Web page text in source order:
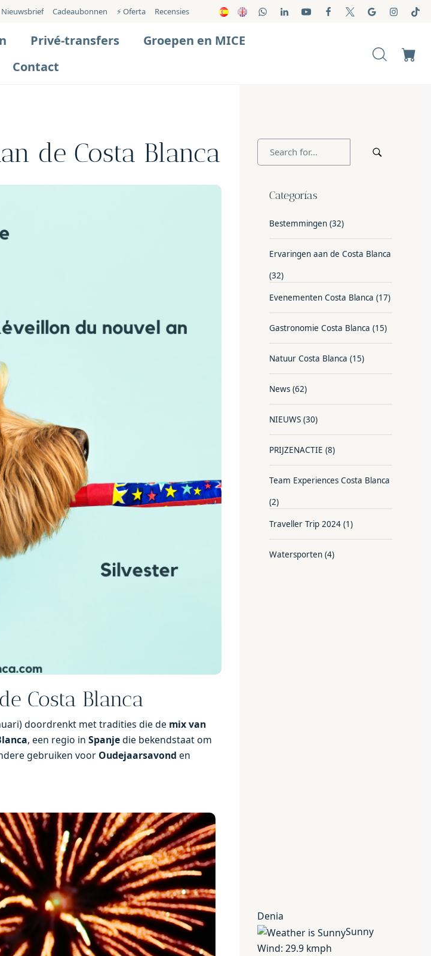
Nieuwsbrief Cadeaubonnen ⚡️ Oferta Recensies
Privé-transfers
Groepen en MICE
Contact
de Costa Blanca
Costa Blanca
doordrenkt met tradities die de mix van
, een regio in Spanjedie bekendstaat om
gebruiken voor Oudejaarsavond en
Categorías
Bestemmingen (32)
Ervaringen aan de Costa Blanca
(32)
Evenementen Costa Blanca (17)
Gastronomie Costa Blanca (15)
Natuur Costa Blanca (15)
News (62)
NIEUWS (30)
PRIJZENACTIE (8)
Team Experiences Costa Blanca
(2)
Traveller Trip 2024 (1)
Watersporten (4)
Denia
Sunny
Wind: 29.9 kmph